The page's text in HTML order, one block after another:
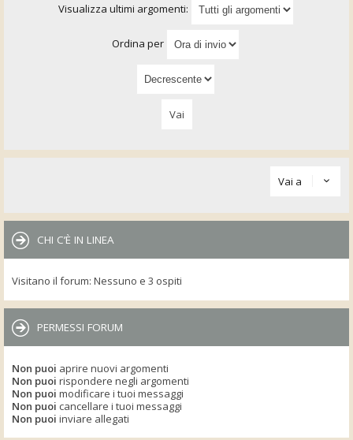
Visualizza ultimi argomenti:
Ordina per
Vai a
CHI C’È IN LINEA
Visitano il forum: Nessuno e 3 ospiti
PERMESSI FORUM
Non puoi aprire nuovi argomenti
Non puoi rispondere negli argomenti
Non puoi modificare i tuoi messaggi
Non puoi cancellare i tuoi messaggi
Non puoi inviare allegati